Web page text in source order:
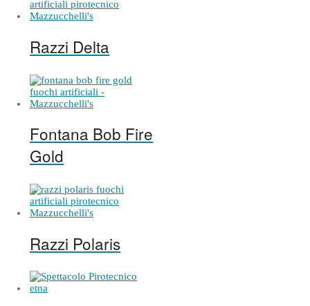
Razzi Delta
Fontana Bob Fire
Gold
Razzi Polaris